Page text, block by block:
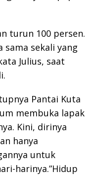
turun 100 persen.
sama sekali yang
Julius, saat
Pantai Kuta
membuka lapak
Kini, dirinya
hanya
untuk
harinya.”Hidup